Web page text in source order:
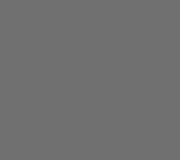
Vereinbarung